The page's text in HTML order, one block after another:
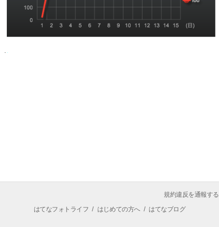
規約違反を通報する
はてなフォトライフ / はじめての方へ/ はてなブログ